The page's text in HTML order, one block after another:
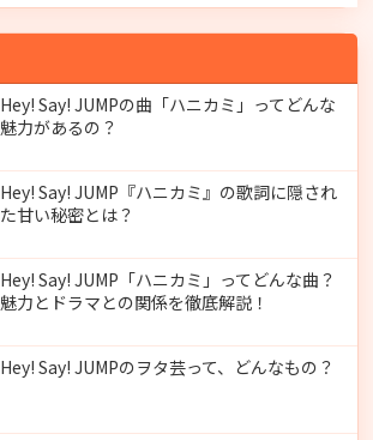
Hey! Say! JUMPの曲「ハニカミ」ってどんな
魅力があるの？
Hey! Say! JUMP『ハニカミ』の歌詞に隠され
た甘い秘密とは？
Hey! Say! JUMP「ハニカミ」ってどんな曲？
魅力とドラマとの関係を徹底解説！
Hey! Say! JUMPのヲタ芸って、どんなもの？